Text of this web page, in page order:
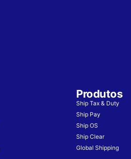
Produtos
Ship Tax & Duty
Ship Pay
Ship OS
Ship Clear
Global Shipping